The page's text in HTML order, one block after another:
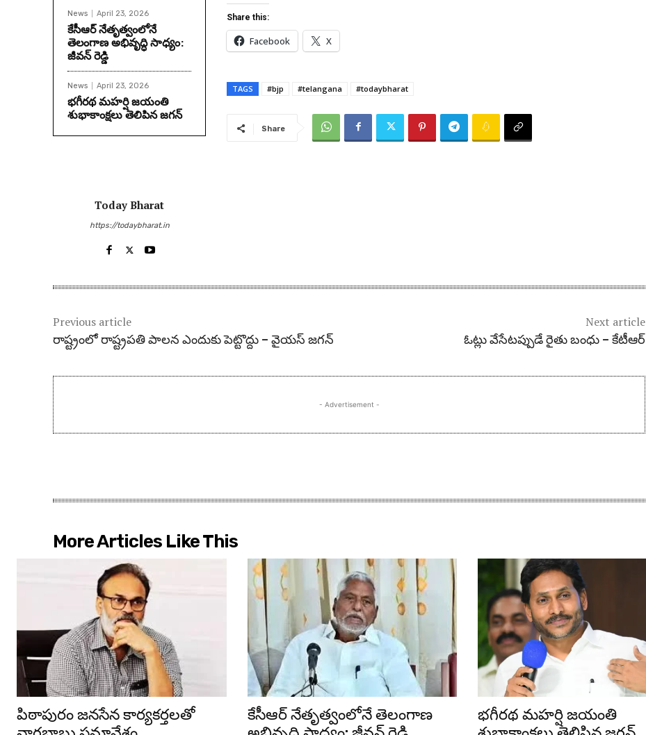
News April 23, 2026
కేసీఆర్ నేతృత్వంలోనే
తెలంగాణ అభివృద్ధి సాధ్యం:
జీవన్ రెడ్డి
News April 23, 2026
భగీరథ మహర్షి జయంతి
శుభాకాంక్షలు తెలిపిన జగన్‌
Today Bharat
https://todaybharat.in
Share this:
Facebook X
TAGS #bjp #telangana #todaybharat
Share
Previous article
రాష్ట్రంలో రాష్ట్ర‌ప‌తి పాల‌న ఎందుకు పెట్టొద్దు – వైయ‌స్ జ‌గ‌న్
Next article
ఓట్లు వేసేట‌ప్పుడే రైతు బంధు – కేటీఆర్‌
- Advertisement -
More Articles Like This
పిఠాపురం జనసేన కార్యకర్తలతో
కేసీఆర్ నేతృత్వంలోనే తెలంగాణ
భగీరథ మహర్షి జయంతి